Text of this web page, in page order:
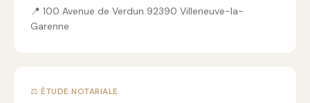
📍 100 Avenue de Verdun 92390 Villeneuve-la-
Garenne
⚖️ ÉTUDE NOTARIALE